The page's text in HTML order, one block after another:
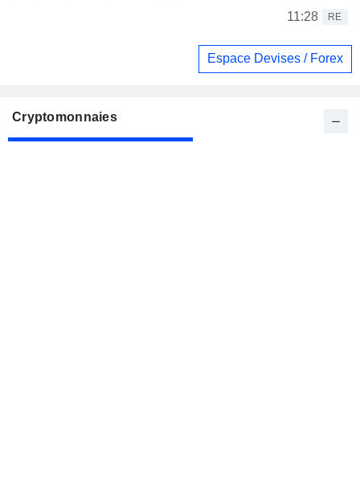
11:28
RE
Espace Devises / Forex
Cryptomonnaies